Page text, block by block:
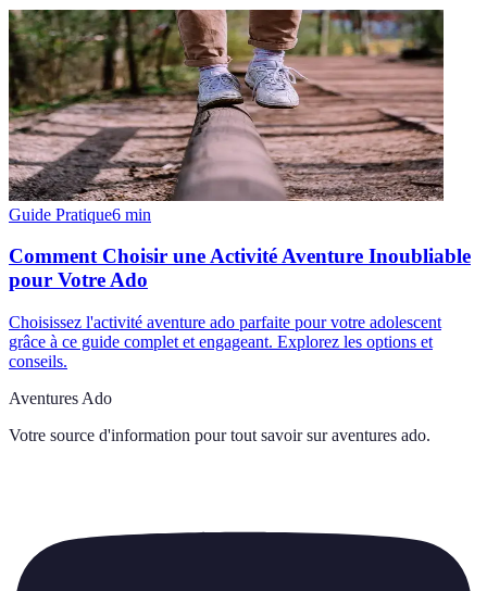
Guide Pratique6 min
Comment Choisir une Activité Aventure Inoubliable
pour Votre Ado
Choisissez l'activité aventure ado parfaite pour votre adolescent
grâce à ce guide complet et engageant. Explorez les options et
conseils.
Aventures Ado
Votre source d'information pour tout savoir sur aventures ado.